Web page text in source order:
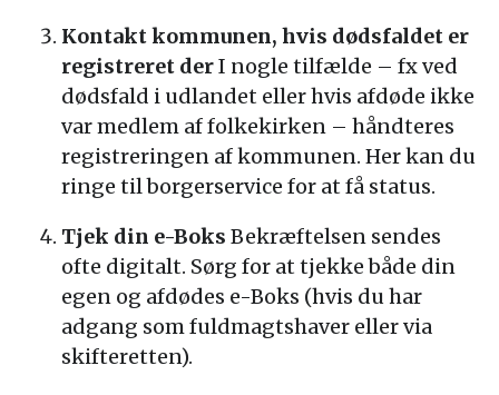
Kontakt kommunen, hvis dødsfaldet er
registreret derI nogle tilfælde – fx ved
dødsfald i udlandet eller hvis afdøde ikke
var medlem af folkekirken – håndteres
registreringen af kommunen. Her kan du
ringe til borgerservice for at få status.
Tjek din e-Boks Bekræftelsen sendes
ofte digitalt. Sørg for at tjekke både din
egen og afdødes e-Boks (hvis du har
adgang som fuldmagtshaver eller via
skifteretten).